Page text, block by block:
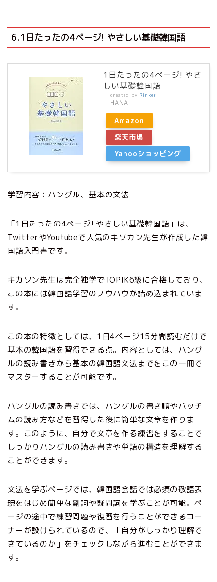
6.1日たったの4ページ! やさしい基礎韓国語
1日たったの4ページ! やさ
しい基礎韓国語
created by Rinker
HANA
Amazon
楽天市場
Yahooショッピング
学習内容：ハングル、基本の文法
「1日たったの4ページ! やさしい基礎韓国語」は、
TwitterやYoutubeで人気のキソカン先生が作成した韓
国語入門書です。
キカソン先生は完全独学でTOPIK6級に合格しており、
この本には韓国語学習のノウハウが詰め込まれていま
す。
この本の特徴としては、1日4ページ15分間読むだけで
基本の韓国語を習得できる点。内容としては、ハング
ルの読み書きから基本の韓国語文法までをこの一冊で
マスターすることが可能です。
ハングルの読み書きでは、ハングルの書き順やパッチ
ムの読み方などを習得した後に簡単な文章を作りま
す。このように、自分で文章を作る練習をすることで
しっかりハングルの読み書きや単語の構造を理解する
ことができます。
文法を学ぶページでは、韓国語会話では必須の敬語表
現をはじめ簡単な副詞や疑問詞を学ぶことが可能。ペ
ージの途中で練習問題や復習を行うことができるコー
ナーが設けられているので、「自分がしっかり理解で
きているのか」をチェックしながら進むことができま
す。